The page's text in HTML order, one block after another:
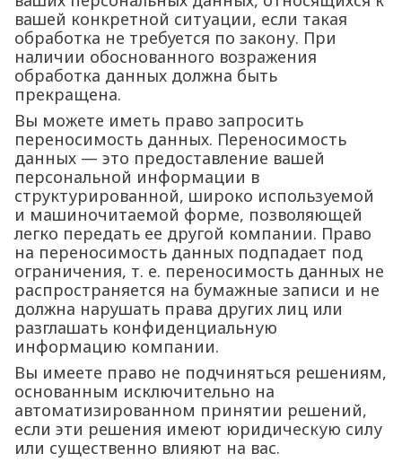
вашей конкретной ситуации, если такая
обработка не требуется по закону. При
наличии обоснованного возражения
обработка данных должна быть
прекращена.
Вы можете иметь право запросить
переносимость данных. Переносимость
данных — это предоставление вашей
персональной информации в
структурированной, широко используемой
и машиночитаемой форме, позволяющей
легко передать ее другой компании. Право
на переносимость данных подпадает под
ограничения, т. е. переносимость данных не
распространяется на бумажные записи и не
должна нарушать права других лиц или
разглашать конфиденциальную
информацию компании.
Вы имеете право не подчиняться решениям,
основанным исключительно на
автоматизированном принятии решений,
если эти решения имеют юридическую силу
или существенно влияют на вас.